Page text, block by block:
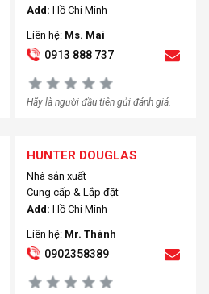
Add: Hồ Chí Minh
Liên hệ: Ms. Mai
0913 888 737
Hãy là người đầu tiên gửi đánh giá.
HUNTER DOUGLAS
Nhà sản xuất
Cung cấp & Lắp đặt
Add: Hồ Chí Minh
Liên hệ: Mr. Thành
0902358389